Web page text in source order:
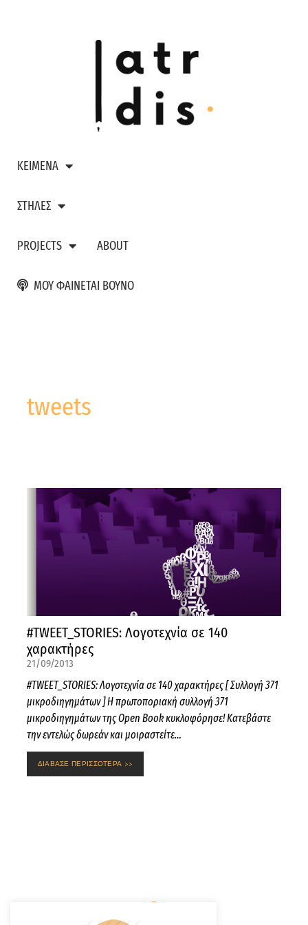
ΚΕΙΜΕΝΑ
ΣΤΗΛΕΣ
PROJECTS ABOUT
ΜΟΥ ΦΑΙΝΕΤΑΙ ΒΟΥΝΟ
tweets
#TWEET_STORIES: Λογοτεχνία σε 140
χαρακτήρες
21/09/2013
#TWEET_STORIES: Λογοτεχνία σε 140 χαρακτήρες [ Συλλογή 371
μικροδιηγημάτων ] Η πρωτοποριακή συλλογή 371
μικροδιηγημάτων της Open Book κυκλοφόρησε! Κατεβάστε
την εντελώς δωρεάν και μοιραστείτε…
ΔΙΑΒΑΣΕ ΠΕΡΙΣΣΟΤΕΡΑ >>